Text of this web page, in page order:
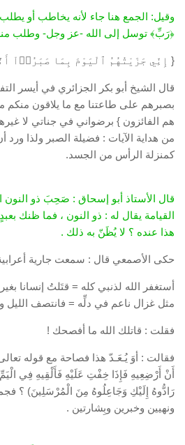
وقيل: الجمع هنا جاء لأنه يخاطب أو
﴿رَبِّ﴾ توسل إلى الله -عز وجل- وطلب
{ إِنِّي جَزَيْتُهُمُ ٱلْيَوْمَ بِمَا صَبَرُوۤاْ
قال الشيخ أبو بكر الجزائري في أيسر
بصبرهم على طاعتنا مع ما يلاقون
هم الفائزون } برضواني في جناتي لا
من هداية الآيات : فضيلة الصبر ولذا ورد
كمنزلة الرأس من الجسد.
قال الأستاذ أبو إسحاق : صَحِبَ ذو النون
القيامة يقال له : ذو النون ، فما ظنك
هذا عنده ؟ لا يُظَنّ به ذلك .
حكى الأصمعي قال : سمعت جارية
أستغفر الله لذنبي كله = قتَلتُ إنسانا
مثل غزال ناعم في دلِّه = فانتصف الليل
فقلت : قاتلك الله ما أفصحك !
فقالت : أوَ يُـعَـدّ هذا فصاحة مع قوله
أَنْ أَرْضِعِيهِ فَإِذَا خِفْتِ عَلَيْهِ فَأَلْقِيهِ فِي الْيَمِّ
رَادُّوهُ إِلَيْكِ وَجَاعِلُوهُ مِنَ الْمُرْسَلِينَ) ؟
ونهيين وخبرين وبِشارتين .